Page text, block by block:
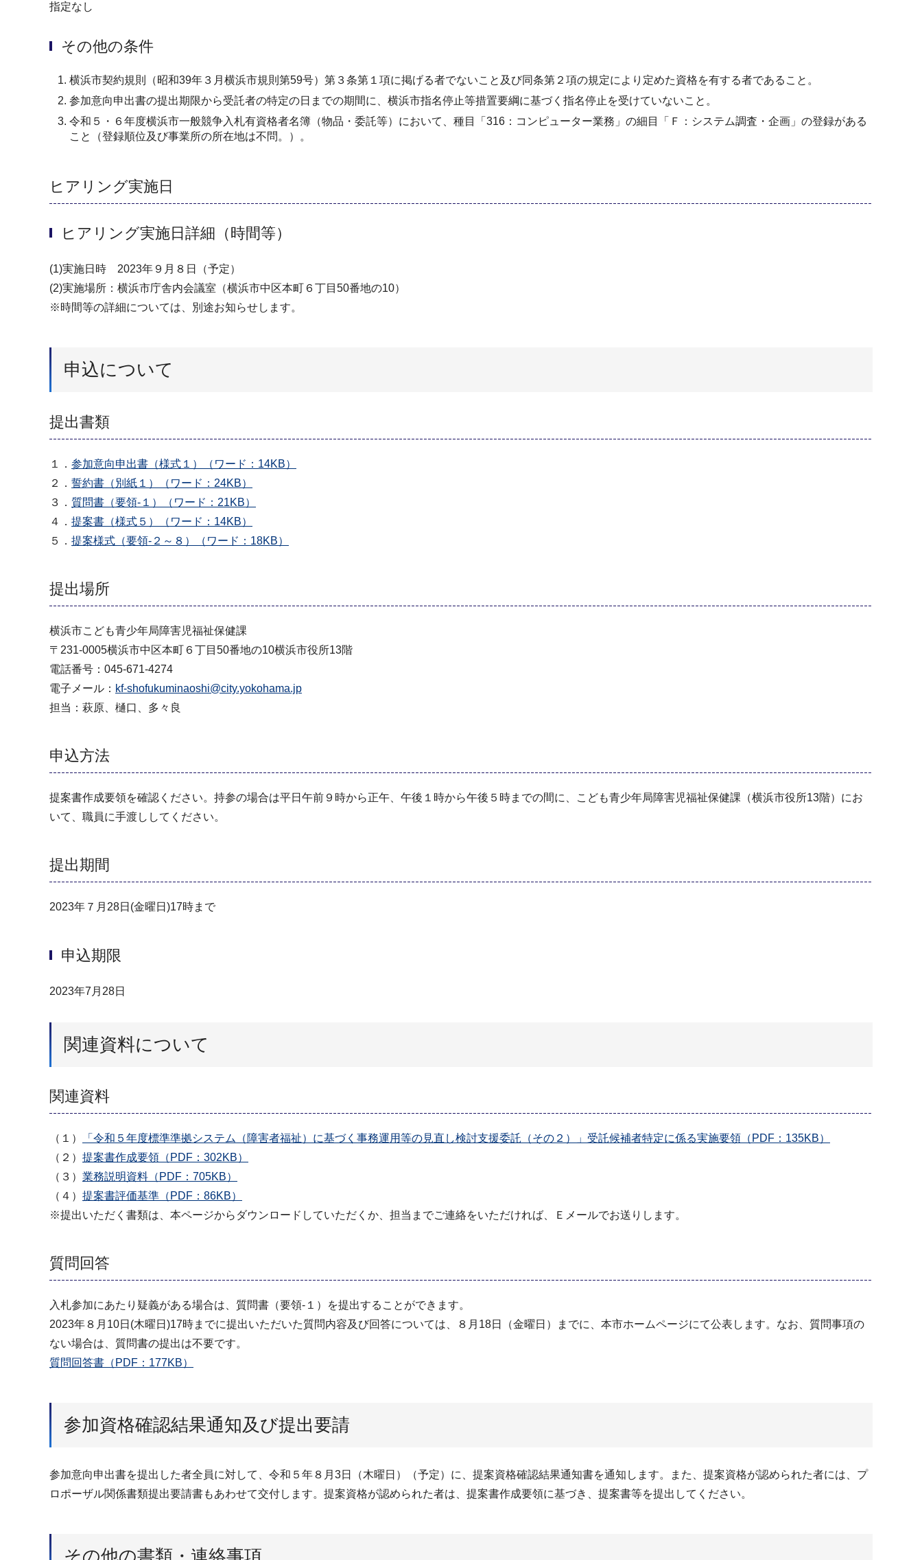
指定なし
その他の条件
横浜市契約規則（昭和39年３月横浜市規則第59号）第３条第１項に掲げる者でないこと及び同条第２項の規定により定めた資格を有する者であること。
参加意向申出書の提出期限から受託者の特定の日までの期間に、横浜市指名停止等措置要綱に基づく指名停止を受けていないこと。
令和５・６年度横浜市一般競争入札有資格者名簿（物品・委託等）において、種目「316：コンピューター業務」の細目「Ｆ：システム調査・企画」の登録がある
こと（登録順位及び事業所の所在地は不問。）。
ヒアリング実施日
ヒアリング実施日詳細（時間等）
(1)実施日時 2023年９月８日（予定）
(2)実施場所：横浜市庁舎内会議室（横浜市中区本町６丁目50番地の10）
※時間等の詳細については、別途お知らせします。
申込について
提出書類
１． 参加意向申出書（様式１）（ワード：14KB）
２． 誓約書（別紙１）（ワード：24KB）
３． 質問書（要領‐１）（ワード：21KB）
４． 提案書（様式５）（ワード：14KB）
５． 提案様式（要領‐２～８）（ワード：18KB）
提出場所
横浜市こども青少年局障害児福祉保健課
〒231-0005横浜市中区本町６丁目50番地の10横浜市役所13階
電話番号：045-671-4274
電子メール： kf-shofukuminaoshi@city.yokohama.jp
担当：萩原、樋口、多々良
申込方法
提案書作成要領を確認ください。持参の場合は平日午前９時から正午、午後１時から午後５時までの間に、こども青少年局障害児福祉保健課（横浜市役所13階）にお
いて、職員に手渡ししてください。
提出期間
2023年７月28日(金曜日)17時まで
申込期限
2023年7月28日
関連資料について
関連資料
（１）
「令和５年度標準準拠システム（障害者福祉）に基づく事務運用等の見直し検討支援委託（その２）」受託候補者特定に係る実施要領（PDF：135KB）
（２） 提案書作成要領（PDF：302KB）
（３） 業務説明資料（PDF：705KB）
（４） 提案書評価基準（PDF：86KB）
※提出いただく書類は、本ページからダウンロードしていただくか、担当までご連絡をいただければ、Ｅメールでお送りします。
質問回答
入札参加にあたり疑義がある場合は、質問書（要領‐１）を提出することができます。
2023年８月10日(木曜日)17時までに提出いただいた質問内容及び回答については、８月18日（金曜日）までに、本市ホームページにて公表します。なお、質問事項の
ない場合は、質問書の提出は不要です。
質問回答書（PDF：177KB）
参加資格確認結果通知及び提出要請
参加意向申出書を提出した者全員に対して、令和５年８月3日（木曜日）（予定）に、提案資格確認結果通知書を通知します。また、提案資格が認められた者には、プ
ロポーザル関係書類提出要請書もあわせて交付します。提案資格が認められた者は、提案書作成要領に基づき、提案書等を提出してください。